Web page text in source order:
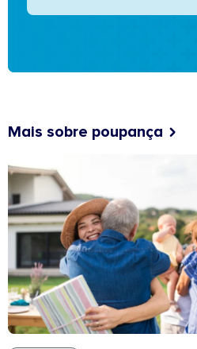
Mais sobre poupança